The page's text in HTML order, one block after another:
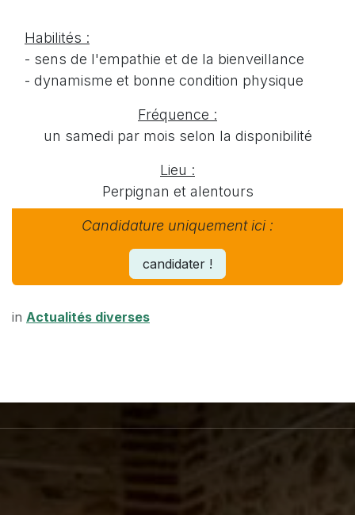
Habilités :
- sens de l'empathie et de la bienveillance
- dynamisme et bonne condition physique
Fréquence :
un samedi par mois selon la disponibilité
Lieu :
Perpignan et alentours
Candidature uniquement ici :
candidater !
in Actualités diverses